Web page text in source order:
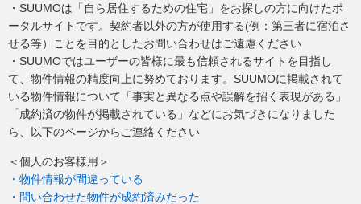
・SUUMOは「自ら居住するための住宅」をお探しの方に向けたポ
ータルサイトです。契約者以外の方が使用する(例：第三者に宿泊さ
せる等）ことを目的としたお問い合わせはご遠慮ください
・SUUMOではユーザーの皆様に最も信頼されるサイトを目指し
て、物件情報の精度向上に努めております。SUUMOに掲載されて
いる物件情報について「事実と異なる点や誤解を招く表現がある」
「成約済の物件が掲載されている」などにお気づきになりました
ら、以下のページからご連絡ください
＜個人のお客様用＞
・物件情報が間違っている
・問い合わせた物件が成約済みだった